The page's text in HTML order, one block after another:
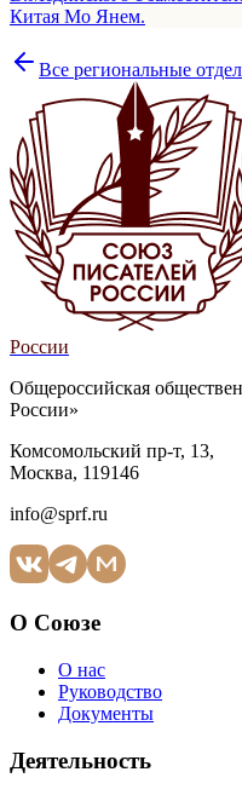
Китая Мо Янем.
Все региональные
России
Общероссийская
России»
Комсомольский пр-т, 13,
Москва, 119146
info@sprf.ru
О Союзе
О нас
Руководство
Документы
Деятельность